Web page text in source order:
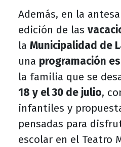
Además, en la
edición de las
la Municipalidad de
una programación
la familia que se
18 y el 30 de julio,
infantiles y
pensadas para
escolar en el Teatro